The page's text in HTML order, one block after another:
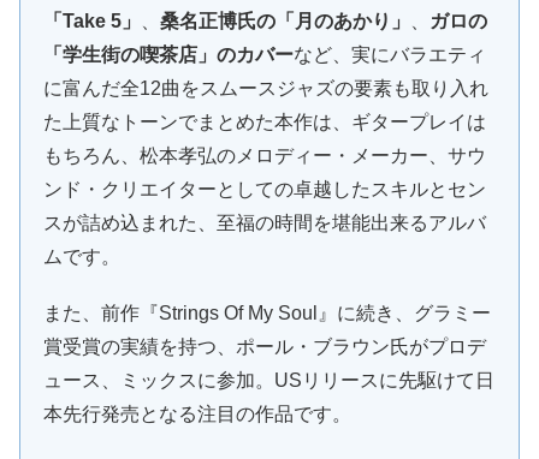
「Take 5」
、桑名正博氏の「月のあかり」
ガロの
「学生街の喫茶店」のカバーなど、実にバラエティ
に富んだ全12曲をスムースジャズの要素も取り入れ
た上質なトーンでまとめた本作は、ギタープレイは
もちろん、松本孝弘のメロディー・メーカー、サウ
ンド・クリエイターとしての卓越したスキルとセン
スが詰め込まれた、至福の時間を堪能出来るアルバ
ムです。
また、前作『Strings Of My Soul』に続き、グラミー
賞受賞の実績を持つ、ポール・ブラウン氏がプロデ
ュース、ミックスに参加。USリリースに先駆けて日
本先行発売となる注目の作品です。